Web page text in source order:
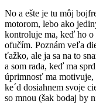
No a ešte je tu môj
motorom, lebo ako
kontroluje ma, keď ho o
ofučím. Poznám veľa
ťažko, ale ja sa na to
a som rada, keď ma
úprimnosť ma motivuje,
ke´d dosiahnem svoje
so mnou (šak bodaj by